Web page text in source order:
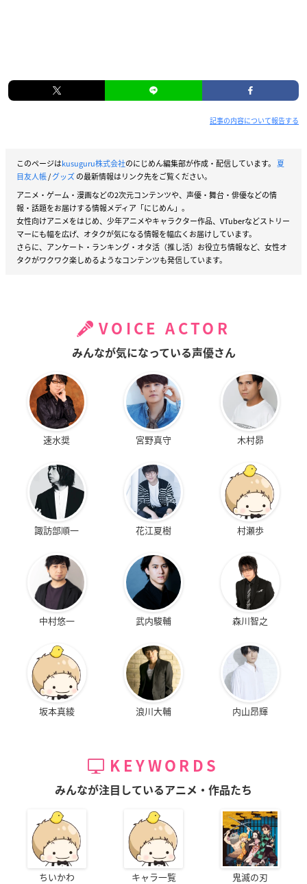
記事の内容について報告する
このページはkusuguru株式会社のにじめん編集部が作成・配信しています。 夏
目友人帳/グッズの最新情報はリンク先をご覧ください。
アニメ・ゲーム・漫画などの2次元コンテンツや、声優・舞台・俳優などの情
報・話題をお届けする情報メディア「にじめん」。
女性向けアニメをはじめ、少年アニメやキャラクター作品、VTuberなどストリー
マーにも幅を広げ、オタクが気になる情報を幅広くお届けしています。
さらに、アンケート・ランキング・オタ活（推し活）お役立ち情報など、女性オ
タクがワクワク楽しめるようなコンテンツも発信しています。
VOICE ACTOR
みんなが気になっている声優さん
速水奨 宮野真守 木村昴
諏訪部順一 花江夏樹 村瀬歩
中村悠一 武内駿輔 森川智之
坂本真綾 浪川大輔 内山昂輝
KEYWORDS
みんなが注目しているアニメ・作品たち
ちいかわ キャラ一覧 鬼滅の刃